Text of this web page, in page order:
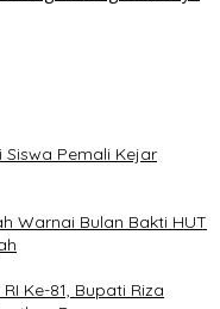
Siswa Pemali Kejar
Warnai Bulan Bakti HUT
Ke-81, Bupati Riza